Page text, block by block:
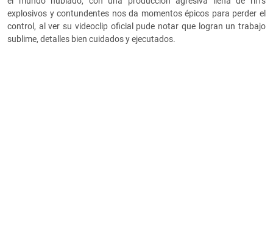
explosivos y contundentes nos da momentos épicos para perder el
control, al ver su videoclip oficial pude notar que logran un trabajo
sublime, detalles bien cuidados y ejecutados.